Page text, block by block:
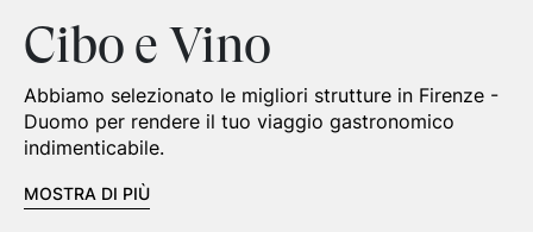
Cibo e Vino
Abbiamo selezionato le migliori strutture in Firenze -
Duomo per rendere il tuo viaggio gastronomico
indimenticabile.
MOSTRA DI PIÙ